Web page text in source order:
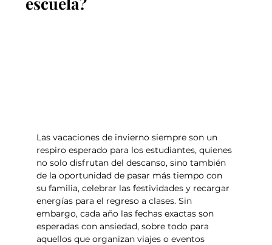
Las vacaciones de invierno siempre son un
respiro esperado para los estudiantes, quienes
no solo disfrutan del descanso, sino también
de la oportunidad de pasar más tiempo con
su familia, celebrar las festividades y recargar
energías para el regreso a clases. Sin
embargo, cada año las fechas exactas son
esperadas con ansiedad, sobre todo para
aquellos que organizan viajes o eventos